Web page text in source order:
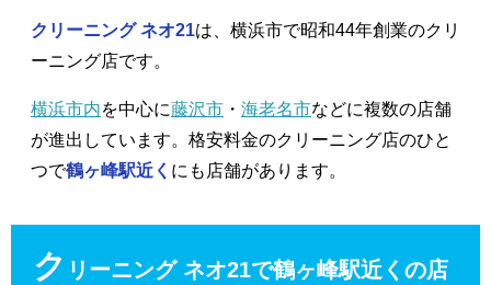
クリーニング ネオ21は、横浜市で昭和44年創業のクリ
ーニング店です。
横浜市内を中心に藤沢市 ・ 海老名市などに複数の店舗
が進出しています。格安料金のクリーニング店のひと
つで鶴ヶ峰駅近く にも店舗があります。
ク リーニング ネオ21で鶴ヶ峰駅近くの店